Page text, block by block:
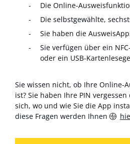
Die Online-
Die selbstgewählte,
Sie haben die
Sie verfügen über ein
oder ein USB-
Sie wissen nicht, ob Ihre Online-
ist? Sie haben Ihre PIN
sich, wo und wie Sie die App
diese Fragen werden Ihnen